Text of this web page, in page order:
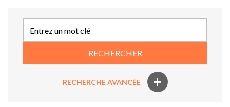
RECHERCHER
RECHERCHE AVANCÉE +